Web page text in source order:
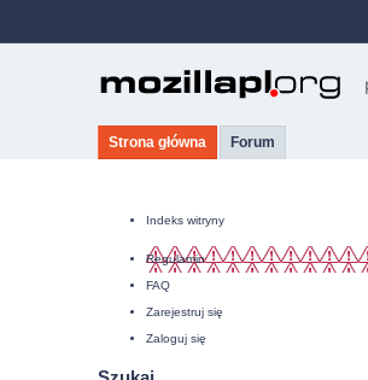
Strona główna Forum
Indeks witryny
Regulamin
FAQ
Zarejestruj się
Zaloguj się